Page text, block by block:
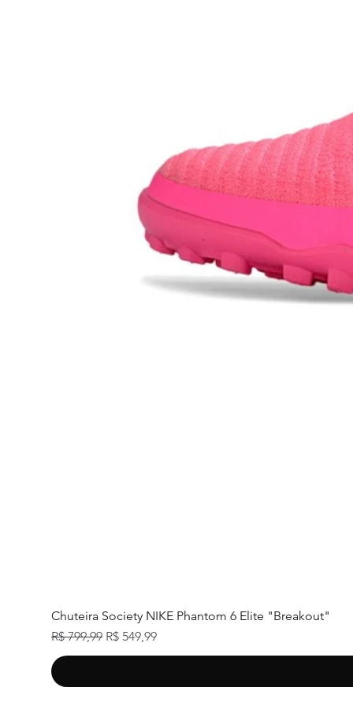
Chuteira Society NIKE Phantom 6 Elite "Breakout"
Preço normal
R$ 799,99 Preço promocional
R$ 549,99